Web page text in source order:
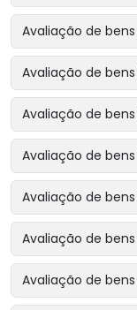
Avaliação de
Avaliação de
Avaliação de
Avaliação de
Avaliação de
Avaliação de
Avaliação de